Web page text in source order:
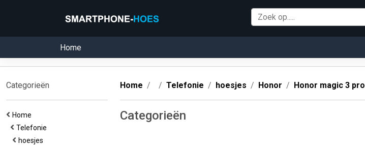
Home
Categorieën
Home
Telefonie
hoesjes
Home Telefonie hoesjes Honor Honor magic 3 pro
Categorieën